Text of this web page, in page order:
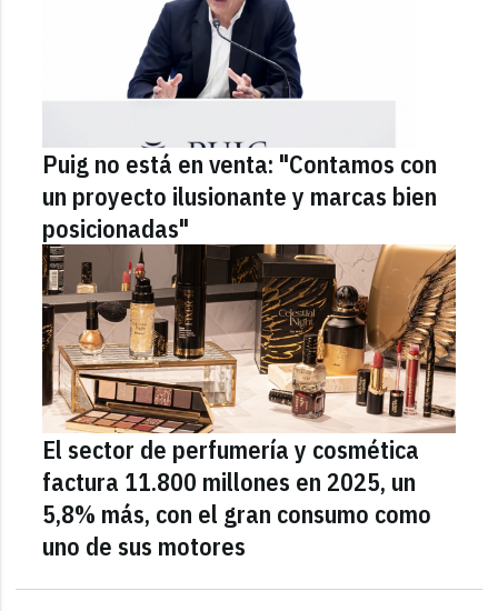
Puig no está en venta: "Contamos con
un proyecto ilusionante y marcas bien
posicionadas"
El sector de perfumería y cosmética
factura 11.800 millones en 2025, un
5,8% más, con el gran consumo como
uno de sus motores